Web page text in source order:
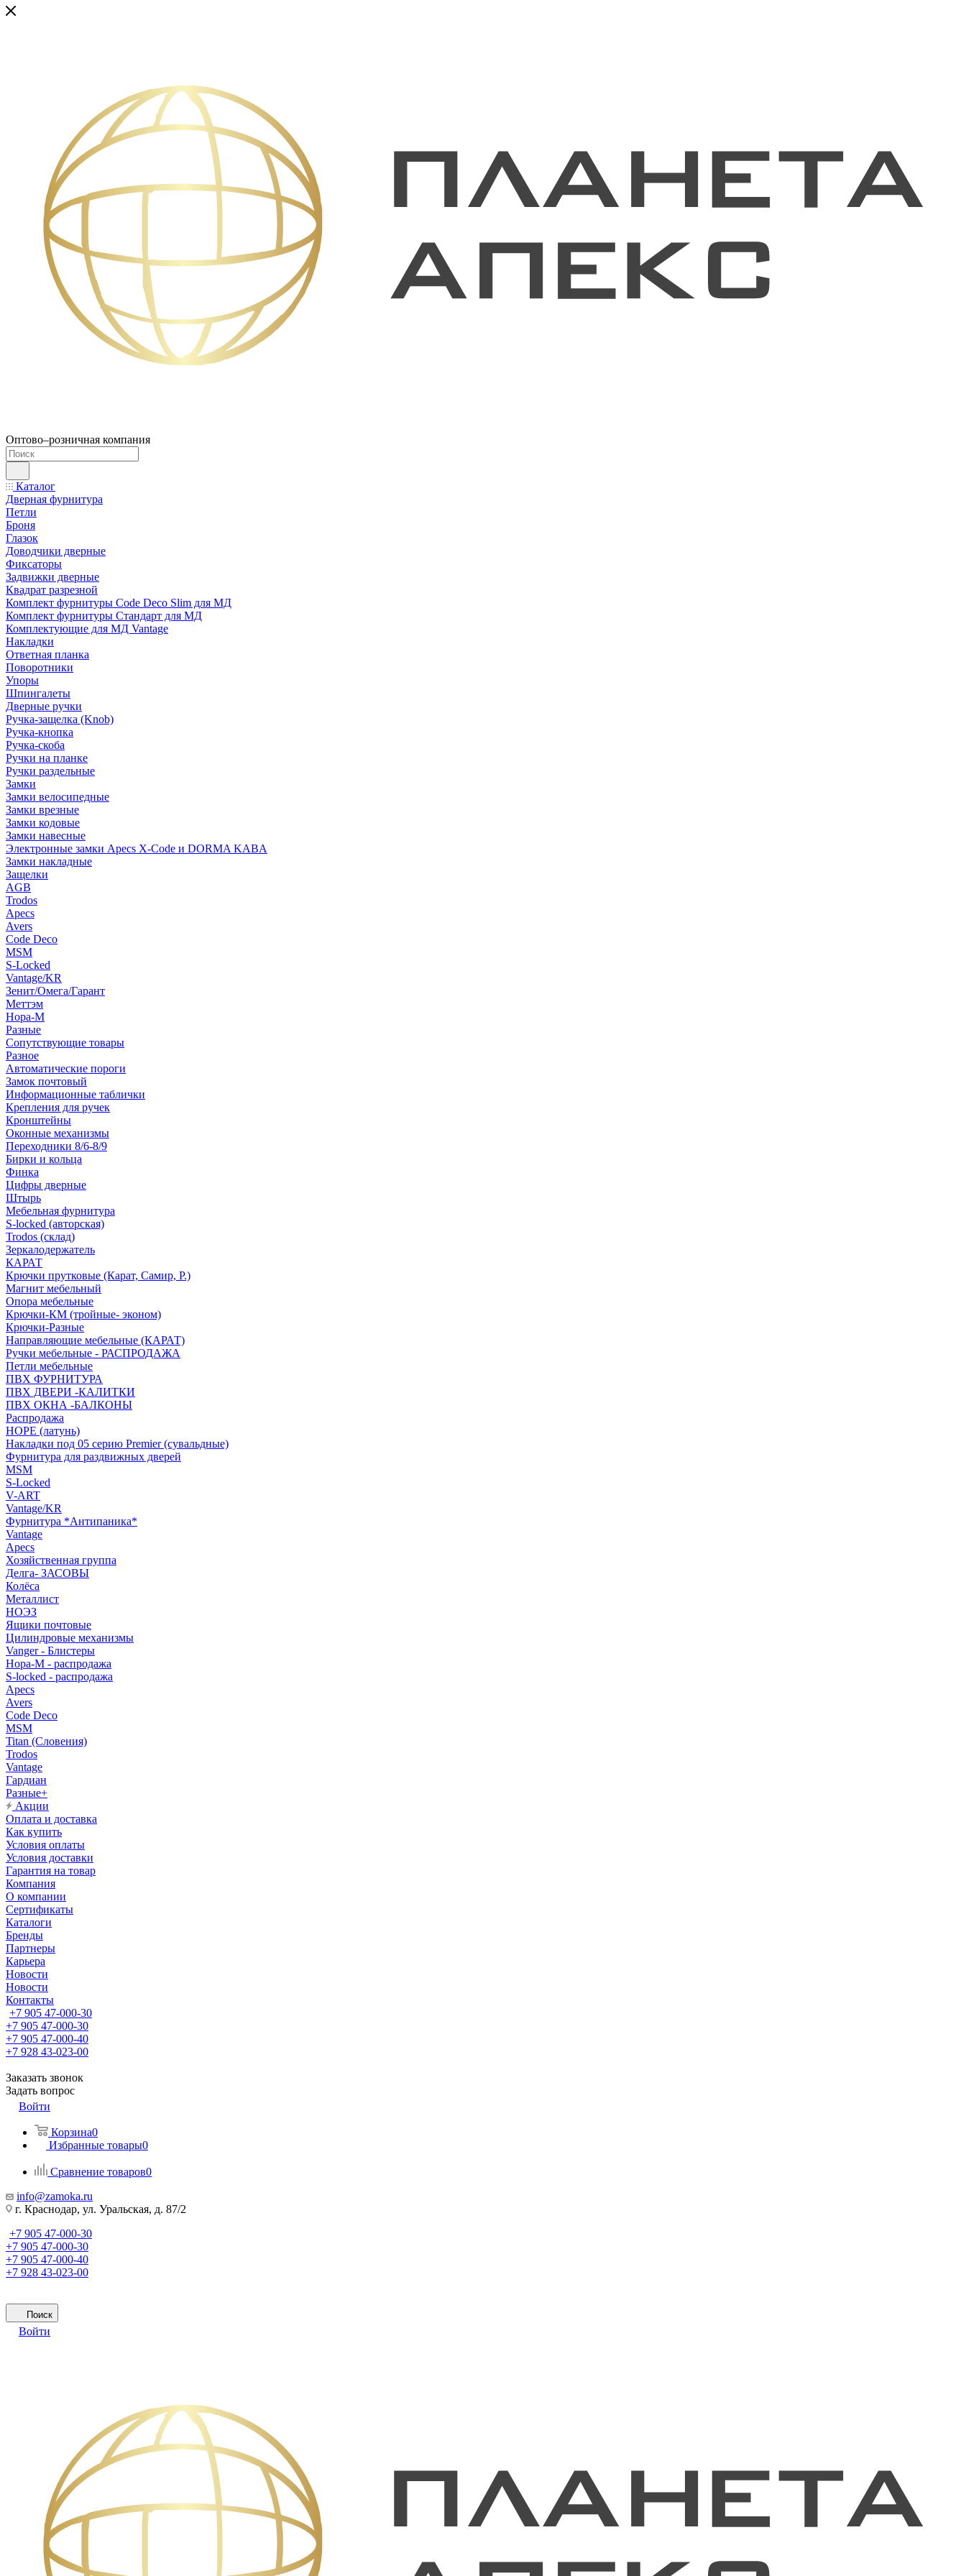
Оптово–розничная компания
Каталог
Дверная фурнитура
Петли
Броня
Глазок
Доводчики дверные
Фиксаторы
Задвижки дверные
Квадрат разрезной
Комплект фурнитуры Code Deco Slim для МД
Комплект фурнитуры Стандарт для МД
Комплектующие для МД Vantage
Накладки
Ответная планка
Поворотники
Упоры
Шпингалеты
Дверные ручки
Ручка-защелка (Knob)
Ручка-кнопка
Ручка-скоба
Ручки на планке
Ручки раздельные
Замки
Замки велосипедные
Замки врезные
Замки кодовые
Замки навесные
Электронные замки Apecs X-Code и DORMA KABA
Замки накладные
Защелки
AGB
Trodos
Apecs
Avers
Code Deco
MSM
S-Locked
Vantage/KR
Зенит/Омега/Гарант
Меттэм
Нора-М
Разные
Сопутствующие товары
Разное
Автоматические пороги
Замок почтовый
Информационные таблички
Крепления для ручек
Кронштейны
Оконные механизмы
Переходники 8/6-8/9
Бирки и кольца
Финка
Цифры дверные
Штырь
Мебельная фурнитура
S-locked (авторская)
Trodos (склад)
Зеркалодержатель
КАРАТ
Крючки прутковые (Карат, Самир, Р.)
Магнит мебельный
Опора мебельные
Крючки-КМ (тройные- эконом)
Крючки-Разные
Направляющие мебельные (КАРАТ)
Ручки мебельные - РАСПРОДАЖА
Петли мебельные
ПВХ ФУРНИТУРА
ПВХ ДВЕРИ -КАЛИТКИ
ПВХ ОКНА -БАЛКОНЫ
Распродажа
HOPE (латунь)
Накладки под 05 серию Premier (сувальдные)
Фурнитура для раздвижных дверей
MSM
S-Locked
V-ART
Vantage/KR
Фурнитура *Антипаника*
Vantage
Apecs
Хозяйственная группа
Делга- ЗАСОВЫ
Колёса
Металлист
НОЭЗ
Ящики почтовые
Цилиндровые механизмы
Vanger - Блистеры
Нора-М - распродажа
S-locked - распродажа
Apecs
Avers
Code Deco
MSM
Titan (Словения)
Trodos
Vantage
Гардиан
Разные+
Акции
Оплата и доставка
Как купить
Условия оплаты
Условия доставки
Гарантия на товар
Компания
О компании
Сертификаты
Каталоги
Бренды
Партнеры
Карьера
Новости
Новости
Контакты
+7 905 47-000-30
+7 905 47-000-30
+7 905 47-000-40
+7 928 43-023-00
Заказать звонок
Задать вопрос
Войти
Корзина0
Избранные товары0
Сравнение товаров0
info@zamoka.ru
г. Краснодар, ул. Уральская, д. 87/2
+7 905 47-000-30
+7 905 47-000-30
+7 905 47-000-40
+7 928 43-023-00
Поиск
Войти